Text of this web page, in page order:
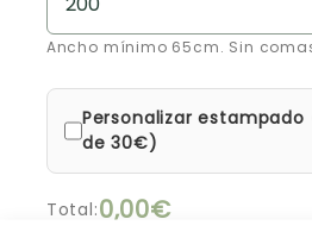
Ancho mínimo 65cm. Sin
Personalizar
de 30€)
Total:0,00€